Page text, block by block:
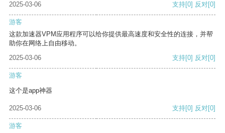
2025-03-06 支持[0] 反对[0]
游客
这款加速器VPM应用程序可以给你提供最高速度和安全性的连接，并帮
助你在网络上自由移动。
2025-03-06
支持[0] 反对[0]
游客
这个是app神器
2025-03-06 支持[0] 反对[0]
游客